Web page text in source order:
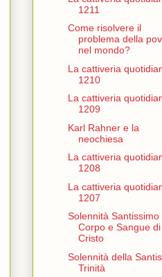
1211
Come risolvere il
problema della
nel mondo?
La cattiveria
1210
La cattiveria
1209
Karl Rahner e la
neochiesa
La cattiveria
1208
La cattiveria
1207
Solennità Santissimo
Corpo e Sangue di
Cristo
Solennità della
Trinità